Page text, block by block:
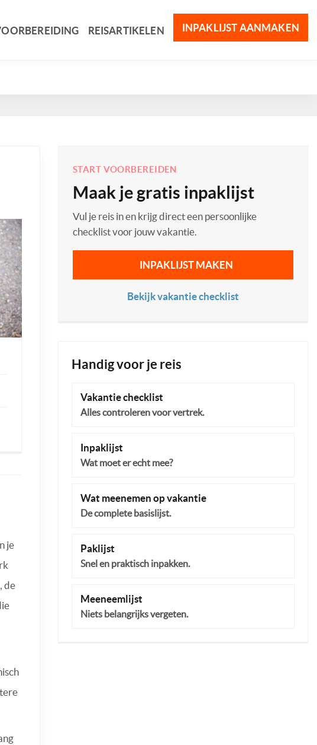
REISARTIKELEN INPAKLIJST AANMAKEN
je
de
START VOORBEREIDEN
Maak je gratis inpaklijst
Vul je reis in en krijg direct een persoonlijke
checklist voor jouw vakantie.
INPAKLIJST MAKEN
Bekijk vakantie checklist
Handig voor je reis
Vakantie checklist
Alles controleren voor vertrek.
Inpaklijst
Wat moet er echt mee?
Wat meenemen op vakantie
De complete basislijst.
Paklijst
Snel en praktisch inpakken.
Meeneemlijst
Niets belangrijks vergeten.